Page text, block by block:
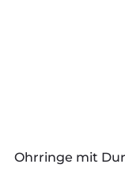
Ohrringe mit